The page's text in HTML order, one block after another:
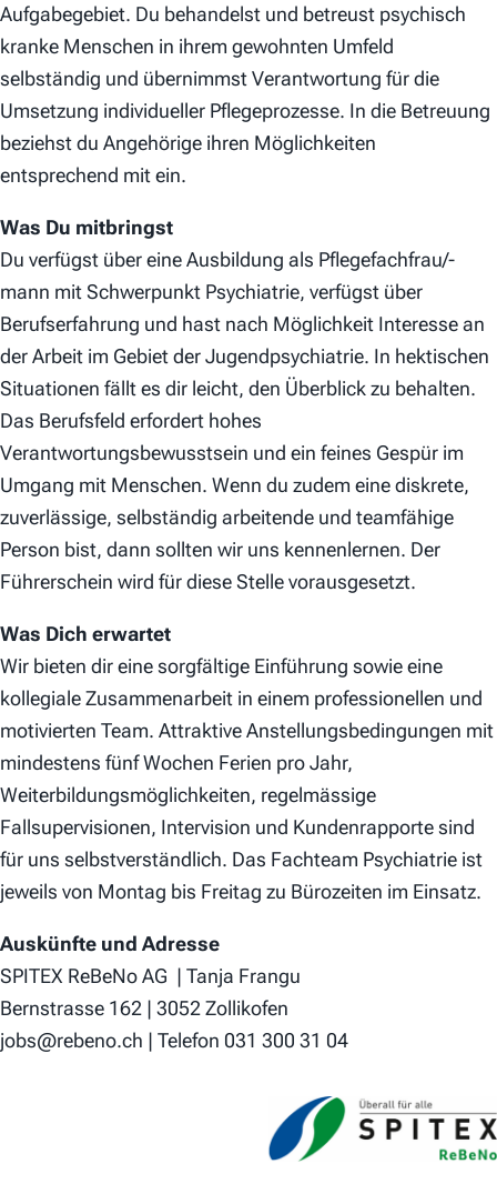
Aufgabegebiet. Du behandelst und betreust psychisch
kranke Menschen in ihrem gewohnten Umfeld
selbständig und übernimmst Verantwortung für die
Umsetzung individueller Pflegeprozesse. In die Betreuung
beziehst du Angehörige ihren Möglichkeiten
entsprechend mit ein.
Was Du mitbringst
Du verfügst über eine Ausbildung als Pflegefachfrau/-
mann mit Schwerpunkt Psychiatrie, verfügst über
Berufserfahrung und hast nach Möglichkeit Interesse an
der Arbeit im Gebiet der Jugendpsychiatrie. In hektischen
Situationen fällt es dir leicht, den Überblick zu behalten.
Das Berufsfeld erfordert hohes
Verantwortungsbewusstsein und ein feines Gespür im
Umgang mit Menschen. Wenn du zudem eine diskrete,
zuverlässige, selbständig arbeitende und teamfähige
Person bist, dann sollten wir uns kennenlernen. Der
Führerschein wird für diese Stelle vorausgesetzt.
Was Dich erwartet
Wir bieten dir eine sorgfältige Einführung sowie eine
kollegiale Zusammenarbeit in einem professionellen und
motivierten Team. Attraktive Anstellungsbedingungen mit
mindestens fünf Wochen Ferien pro Jahr,
Weiterbildungsmöglichkeiten, regelmässige
Fallsupervisionen, Intervision und Kundenrapporte sind
für uns selbstverständlich. Das Fachteam Psychiatrie ist
jeweils von Montag bis Freitag zu Bürozeiten im Einsatz.
Auskünfte und Adresse
SPITEX ReBeNo AG | Tanja Frangu
Bernstrasse 162 | 3052 Zollikofen
jobs@rebeno.ch | Telefon 031 300 31 04